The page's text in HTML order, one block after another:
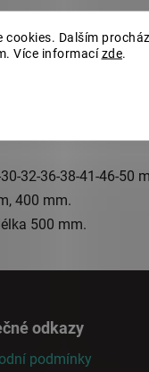
cookies. Dalším
Více informacízde.
kurfu.
32-36-38-41-46-50
400 mm.
500 mm.
odkazy
podmínky